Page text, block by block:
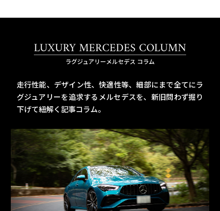
LUXURY MERCEDES COLUMN
ラグジュアリーメルセデス コラム
走行性能、デザイン性、快適性等、細部にまで全てにラ
グジュアリーを追求するメルセデスを、 新旧問わず掘り
下げて紐解く記事コラム。